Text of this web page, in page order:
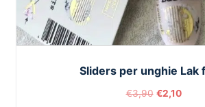
Sliders per unghie Lak
€3,90 €2,10